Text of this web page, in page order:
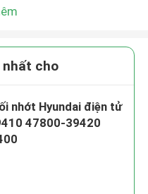
cho
nhớt Hyundai điện tử
47800-39420